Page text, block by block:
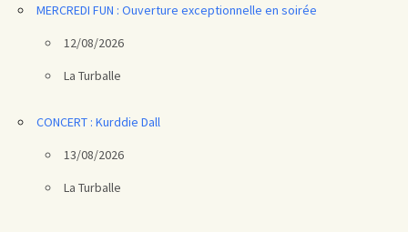
MERCREDI FUN : Ouverture exceptionnelle en soirée
12/08/2026
La Turballe
CONCERT : Kurddie Dall
13/08/2026
La Turballe